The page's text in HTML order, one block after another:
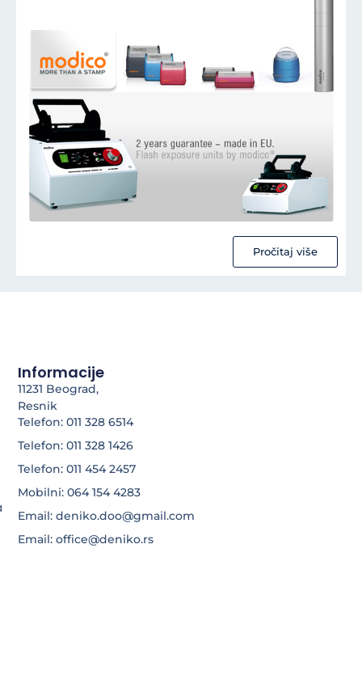
Pročitaj više
Informacije
11231 Beograd,
Resnik
Telefon: 011 328 6514
Telefon: 011 328 1426
Telefon: 011 454 2457
Mobilni: 064 154 4283
Email: deniko.doo@gmail.com
Email: office@deniko.rs